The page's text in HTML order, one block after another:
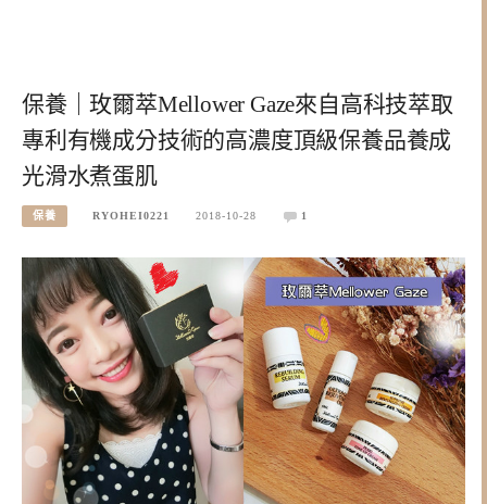
保養｜玫爾萃Mellower Gaze來自高科技萃取
專利有機成分技術的高濃度頂級保養品養成
光滑水煮蛋肌
保養 RYOHEI0221 2018-10-28 1